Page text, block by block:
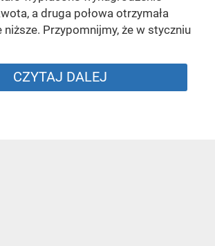
a druga połowa otrzymała
Przypomnijmy, że w styczniu
CZYTAJ DALEJ